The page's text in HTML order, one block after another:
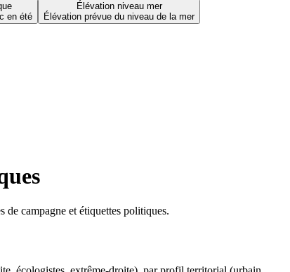
en été
Élévation niveau mer
Élévation prévue du niveau de la mer
de campagne et étiquettes politiques.